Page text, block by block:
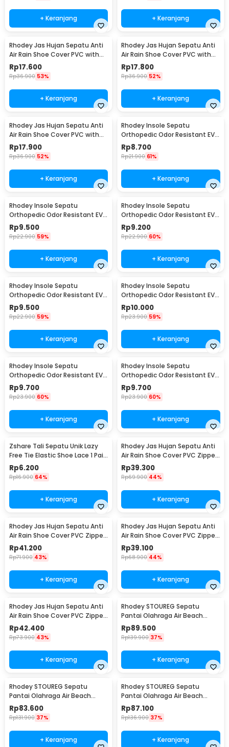
+ Keranjang + Keranjang
Rhodey Jas Hujan Sepatu Anti
Air Rain Shoe Cover PVC with
Zipper M - F-300
Rp17.600
Rp36.900 53%
+ Keranjang
Rhodey Jas Hujan Sepatu Anti
Air Rain Shoe Cover PVC with
Zipper L - F-300
Rp17.800
Rp36.900 52%
+ Keranjang
Rhodey Jas Hujan Sepatu Anti
Air Rain Shoe Cover PVC with
Zipper XL - F-300
Rp17.900
Rp36.900 52%
+ Keranjang
Rhodey Insole Sepatu
Orthopedic Odor Resistant EVA
Foam 35 - Y3Y27
Rp8.700
Rp21.900 61%
+ Keranjang
Rhodey Insole Sepatu
Orthopedic Odor Resistant EVA
Foam 37 - Y3Y27
Rp9.500
Rp22.900 59%
+ Keranjang
Rhodey Insole Sepatu
Orthopedic Odor Resistant EVA
Foam 38 - Y3Y27
Rp9.200
Rp22.900 60%
+ Keranjang
Rhodey Insole Sepatu
Orthopedic Odor Resistant EVA
Foam 39 - Y3Y27
Rp9.500
Rp22.900 59%
+ Keranjang
Rhodey Insole Sepatu
Orthopedic Odor Resistant EVA
Foam 40 - Y3Y27
Rp10.000
Rp23.900 59%
+ Keranjang
Rhodey Insole Sepatu
Orthopedic Odor Resistant EVA
Foam 41 - Y3Y27
Rp9.700
Rp23.900 60%
+ Keranjang
Rhodey Insole Sepatu
Orthopedic Odor Resistant EVA
Foam 42 - Y3Y27
Rp9.700
Rp23.900 60%
+ Keranjang
Zshare Tali Sepatu Unik Lazy
Free Tie Elastic Shoe Lace 1 Pair
- T10
Rp6.200
Rp16.900 64%
+ Keranjang
Rhodey Jas Hujan Sepatu Anti
Air Rain Shoe Cover PVC Zipper
Reflector XL - H-212
Rp39.300
Rp69.900 44%
+ Keranjang
Rhodey Jas Hujan Sepatu Anti
Air Rain Shoe Cover PVC Zipper
Reflector S - H-212
Rp41.200
Rp71.900 43%
+ Keranjang
Rhodey Jas Hujan Sepatu Anti
Air Rain Shoe Cover PVC Zipper
Reflector M - H-212
Rp39.100
Rp68.900 44%
+ Keranjang
Rhodey Jas Hujan Sepatu Anti
Air Rain Shoe Cover PVC Zipper
Reflector L - H-212
Rp42.400
Rp73.900 43%
+ Keranjang
Rhodey STOUREG Sepatu
Pantai Olahraga Air Beach
Shoes 42 - 6688
Rp89.500
Rp139.900 37%
+ Keranjang
Rhodey STOUREG Sepatu
Pantai Olahraga Air Beach
Shoes 43 - 6688
Rp83.600
Rp131.900 37%
+ Keranjang
Rhodey STOUREG Sepatu
Pantai Olahraga Air Beach
Shoes 44 - 6688
Rp87.100
Rp136.900 37%
+ Keranjang